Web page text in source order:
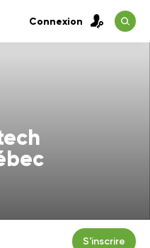
Connexion
S'inscrire